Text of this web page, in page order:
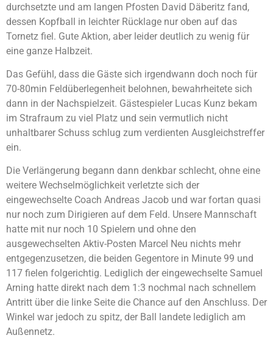
durchsetzte und am langen Pfosten David Däberitz fand,
dessen Kopfball in leichter Rücklage nur oben auf das
Tornetz fiel. Gute Aktion, aber leider deutlich zu wenig für
eine ganze Halbzeit.
Das Gefühl, dass die Gäste sich irgendwann doch noch für
70-80min Feldüberlegenheit belohnen, bewahrheitete sich
dann in der Nachspielzeit. Gästespieler Lucas Kunz bekam
im Strafraum zu viel Platz und sein vermutlich nicht
unhaltbarer Schuss schlug zum verdienten Ausgleichstreffer
ein.
Die Verlängerung begann dann denkbar schlecht, ohne eine
weitere Wechselmöglichkeit verletzte sich der
eingewechselte Coach Andreas Jacob und war fortan quasi
nur noch zum Dirigieren auf dem Feld. Unsere Mannschaft
hatte mit nur noch 10 Spielern und ohne den
ausgewechselten Aktiv-Posten Marcel Neu nichts mehr
entgegenzusetzen, die beiden Gegentore in Minute 99 und
117 fielen folgerichtig. Lediglich der eingewechselte Samuel
Arning hatte direkt nach dem 1:3 nochmal nach schnellem
Antritt über die linke Seite die Chance auf den Anschluss. Der
Winkel war jedoch zu spitz, der Ball landete lediglich am
Außennetz.